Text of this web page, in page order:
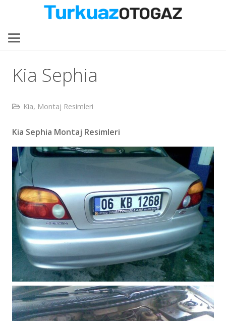
Kia Sephia
Kia, Montaj Resimleri
Kia Sephia Montaj Resimleri